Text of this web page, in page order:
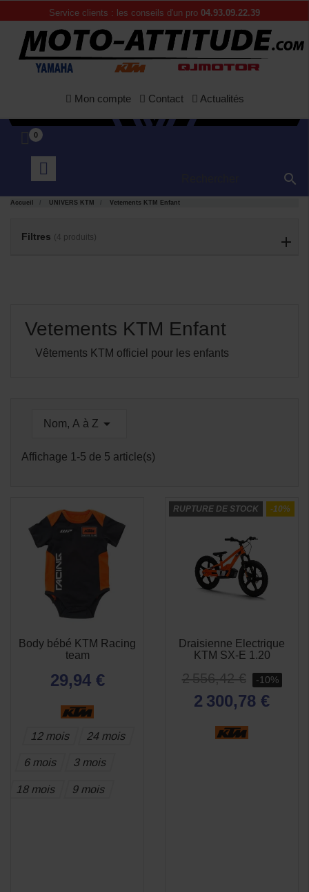
Service clients : les conseils d'un pro 04.93.09.22.39
Mon compte Contact Actualités
0

Accueil UNIVERS KTM Vetements KTM Enfant
Filtres (4 produits)
Vetements KTM Enfant
Vêtements KTM officiel pour les enfants
Nom, A à Z 
Affichage 1-5 de 5 article(s)
APERÇU
Body bébé KTM Racing
team
29,94 €
12 mois 24 mois
6 mois 3 mois
18 mois 9 mois
-10%
RUPTURE DE STOCK
APERÇU
Draisienne Electrique
KTM SX-E 1.20
2 556,42 € -10%
2 300,78 €
APERÇU
RAPIDE
APERÇU
RAPIDE